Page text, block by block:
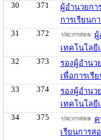
30
371
ผู้อำนวยกา
การเรียนก
31
372
ผู้
เทคโนโลยี
32
373
รองผู้อำนว
เพื่อการเรี
33
374
รองผู้อำนว
เทคโนโลยี
34
375
ค
เรียนการส